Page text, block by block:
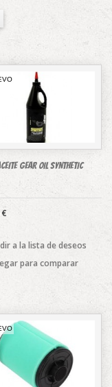
GEAR OIL SYNTHETIC
€
a la lista de deseos
para comparar